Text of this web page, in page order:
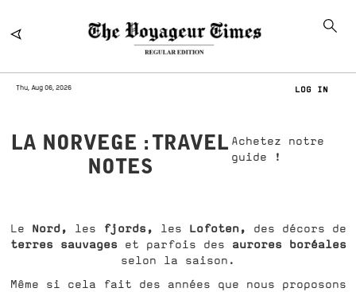
Thu, Aug 06, 2026 LOG IN
LA NORVEGE : TRAVEL
NOTES
Achetez notre
guide !
Le Nord, les fjords, les Lofoten, des décors de
terres sauvageset parfois des aurores boréales
selon la saison.
Même si cela fait des années que nous proposons